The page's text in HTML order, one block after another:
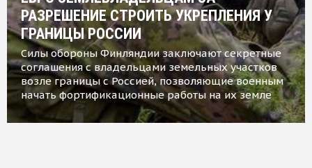
РАЗРЕШЕНИЕ СТРОИТЬ УКРЕПЛЕНИЯ У
ГРАНИЦЫ РОССИИ
Силы обороны Финляндии заключают секретные
соглашения с владельцами земельных участков
возле границы с Россией, позволяющие военным
начать фортификационные работы на их земле